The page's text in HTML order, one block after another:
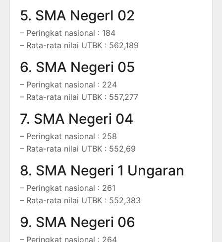
5. SMA NegerI 02
– Peringkat nasional : 184
– Rata-rata nilai UTBK : 562,189
6. SMA Negeri 05
– Peringkat nasional : 224
– Rata-rata nilai UTBK : 557,277
7. SMA Negeri 04
– Peringkat nasional : 258
– Rata-rata nilai UTBK : 552,69
8. SMA Negeri 1 Ungaran
– Peringkat nasional : 261
– Rata-rata nilai UTBK : 552,383
9. SMA Negeri 06
– Peringkat nasional : 264